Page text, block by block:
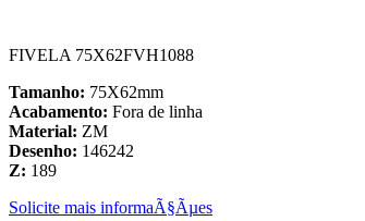
FIVELA 75X62FVH1088
Tamanho: 75X62mm
Acabamento: Fora de linha
Material: ZM
Desenho: 146242
Z: 189
Solicite mais informaÃ§Ãµes